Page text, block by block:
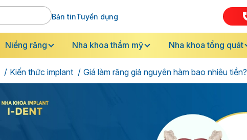
Bản tinTuyển dụng
Niềng răng Nha khoa thẩm mỹ Nha khoa tổng quát
Kiến thức implant Giá làm răng giả nguyên hàm bao nhiêu tiền?